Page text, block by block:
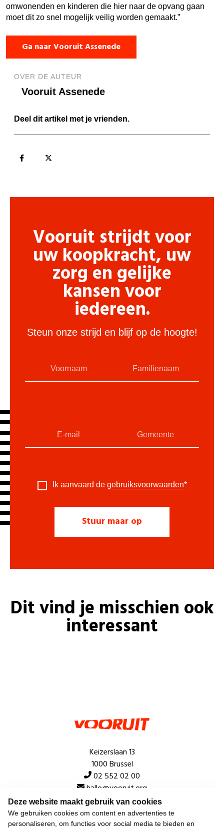
Deze website maakt gebruik van cookies
We gebruiken cookies om content en advertenties te
personaliseren, om functies voor social media te bieden en
omwonenden en kinderen die hier naar de opvang gaan
moet dit zo snel mogelijk veilig worden gemaakt.”
Ga naar Vooruit Assenede
OVER DE AUTEUR
Vooruit Assenede
Deel dit artikel met je vrienden.
Vooruit strijdt voor
uw koopkracht, uw
zorg en gelijke
kansen voor
iedereen.
Steun onze strijd en blijf op de hoogte!
Ik aanvaard de gebruiksvoorwaarden*
Dit vind je misschien ook
interessant
Keizerslaan 13
1000 Brussel
02 552 02 00
hallo@vooruit.org
Snel